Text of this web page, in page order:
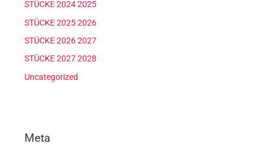
STÜCKE 2024 2025
STÜCKE 2025 2026
STÜCKE 2026 2027
STÜCKE 2027 2028
Uncategorized
Meta